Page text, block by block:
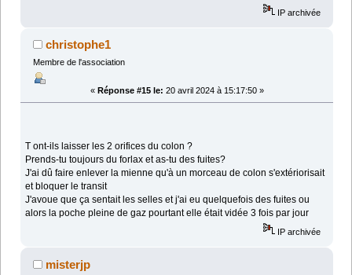
IP archivée
christophe1
Membre de l'association
« Réponse #15 le: 20 avril 2024 à 15:17:50 »
T ont-ils laisser les 2 orifices du colon ?
Prends-tu toujours du forlax et as-tu des fuites?
J'ai dû faire enlever la mienne qu'à un morceau de colon s'extériorisait
et bloquer le transit
J'avoue que ça sentait les selles et j'ai eu quelquefois des fuites ou
alors la poche pleine de gaz pourtant elle était vidée 3 fois par jour
IP archivée
misterjp